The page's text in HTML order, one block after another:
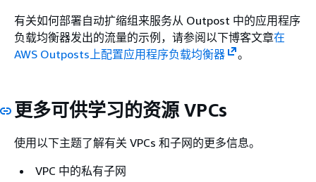
有关如何部署自动扩缩组来服务从 Outpost 中的应用程序
负载均衡器发出的流量的示例，请参阅以下博客文章在
AWS Outposts上配置应用程序负载均衡器
。
更多可供学习的资源 VPCs
使用以下主题了解有关 VPCs 和子网的更多信息。
VPC 中的私有子网